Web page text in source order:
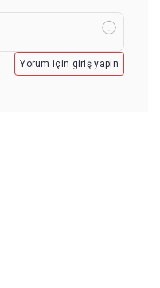
Yorum için giriş yapın